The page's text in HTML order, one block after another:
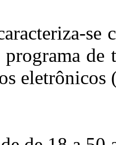
de
eletrônicos